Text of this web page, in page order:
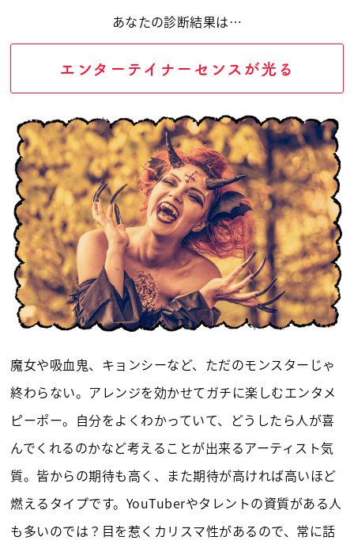
あなたの診断結果は…
エンターテイナーセンスが光る
魔女や吸血鬼、キョンシーなど、ただのモンスターじゃ
終わらない。アレンジを効かせてガチに楽しむエンタメ
ピーポー。自分をよくわかっていて、どうしたら人が喜
んでくれるのかなど考えることが出来るアーティスト気
質。皆からの期待も高く、また期待が高ければ高いほど
燃えるタイプです。YouTuberやタレントの資質がある人
も多いのでは？目を惹くカリスマ性があるので、常に話